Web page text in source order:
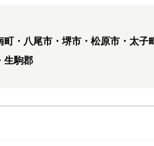
町・八尾市・堺市・松原市・太子
生駒郡